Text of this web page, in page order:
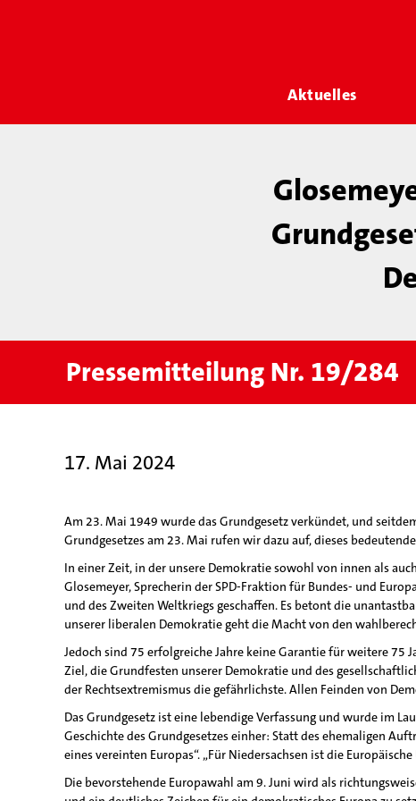
Aktuelles
Pressemitteilung Nr. 19/284
17. Mai 2024
Am 23. Mai 1949 wurde das Grundgesetz verkündet, und
Grundgesetzes am 23. Mai rufen wir dazu auf, dieses
In einer Zeit, in der unsere Demokratie sowohl von innen als
Glosemeyer, Sprecherin der SPD-Fraktion für Bundes- und
und des Zweiten Weltkriegs geschaffen. Es betont die
unserer liberalen Demokratie geht die Macht von den
Jedoch sind 75 erfolgreiche Jahre keine Garantie für weitere 75
Ziel, die Grundfesten unserer Demokratie und des
der Rechtsextremismus die gefährlichste. Allen Feinden von
Das Grundgesetz ist eine lebendige Verfassung und wurde im
Geschichte des Grundgesetzes einher: Statt des ehemaligen
eines vereinten Europas“. „Für Niedersachsen ist die
Die bevorstehende Europawahl am 9. Juni wird als